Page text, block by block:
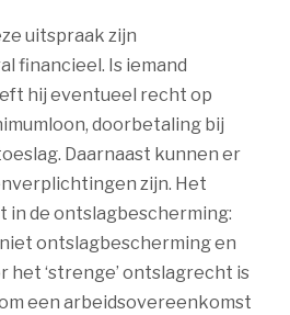
uitspraak zijn
financieel. Is iemand
hij eventueel recht op
doorbetaling bij
Daarnaast kunnen er
zijn. Het
in de ontslagbescherming:
ontslagbescherming en
het ‘strenge’ ontslagrecht is
een arbeidsovereenkomst